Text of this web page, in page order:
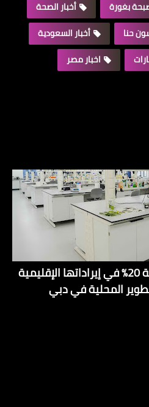
بغورة
أخبار الصحة
حنا
أخبار السعودية
اخبار مصر
هيمالايا تحقق نمواً بنسبة 20% في إيراداتها الإقليمية
المحلية في دبي